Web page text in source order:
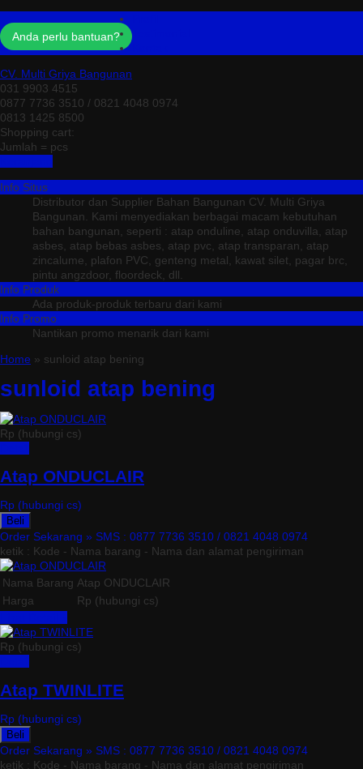
Anda perlu bantuan?
CV. Multi Griya Bangunan
031 9903 4515
0877 7736 3510 / 0821 4048 0974
0813 1425 8500
Shopping cart:
Jumlah = pcs
Info Situs
Distributor dan Supplier Bahan Bangunan CV. Multi Griya
Bangunan. Kami menyediakan berbagai macam kebutuhan
bahan bangunan, seperti : atap onduline, atap onduvilla, atap
asbes, atap bebas asbes, atap pvc, atap transparan, atap
zincalume, plafon PVC, genteng metal, kawat silet, pagar brc,
pintu angzdoor, floordeck, dll.
Info Produk
Ada produk-produk terbaru dari kami
Info Promo
Nantikan promo menarik dari kami
Home » sunloid atap bening
sunloid atap bening
Rp (hubungi cs)
Atap ONDUCLAIR
Rp (hubungi cs)
Beli
Order Sekarang » SMS : 0877 7736 3510 / 0821 4048 0974
ketik : Kode - Nama barang - Nama dan alamat pengiriman
Nama Barang Atap ONDUCLAIR
Harga
Rp (hubungi cs)
Rp (hubungi cs)
Atap TWINLITE
Rp (hubungi cs)
Beli
Order Sekarang » SMS : 0877 7736 3510 / 0821 4048 0974
ketik : Kode - Nama barang - Nama dan alamat pengiriman